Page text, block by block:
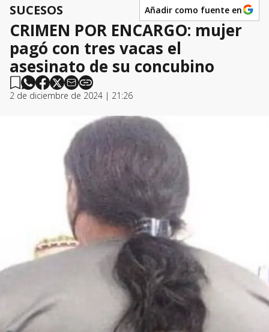
SUCESOS Añadir como fuente en
CRIMEN POR ENCARGO: mujer
pagó con tres vacas el
asesinato de su concubino
2 de diciembre de 2024 | 21:26